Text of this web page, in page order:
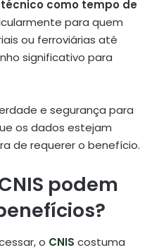
como tempo de
para quem
ou ferroviárias até
significativo para
e segurança para
os dados estejam
de requerer o benefício.
podem
o CNIS costuma